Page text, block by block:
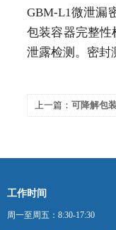
GBM-L1微泄漏
包装容器完整性
泄露检测。密封
上一篇： 可降解包
工作时间
周一至周五：8:30-17:30